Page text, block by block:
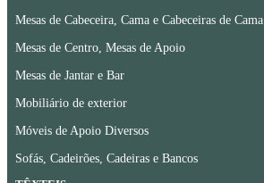
Mesas de Cabeceira, Cama e Cabeceiras de Cama
Mesas de Centro, Mesas de Apoio
Mesas de Jantar e Bar
Mobiliário de exterior
Móveis de Apoio Diversos
Sofás, Cadeirões, Cadeiras e Bancos